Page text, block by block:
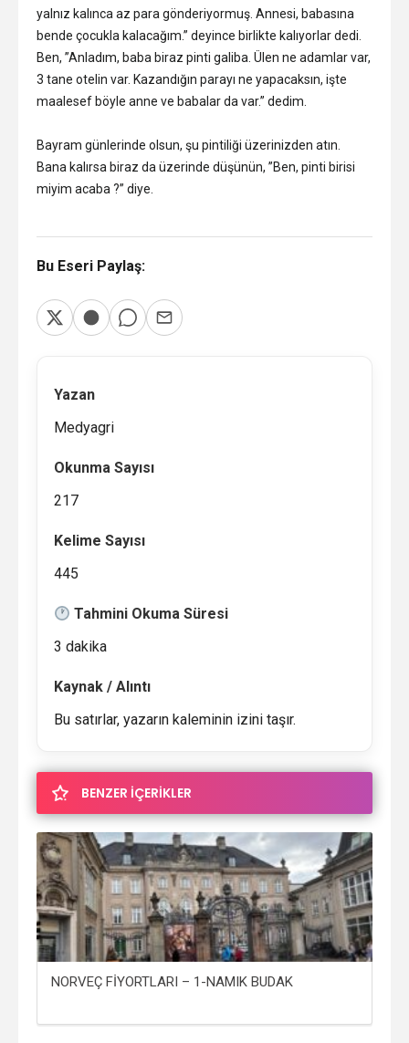
yalnız kalınca az para gönderiyormuş. Annesi, babasına
bende çocukla kalacağım.” deyince birlikte kalıyorlar dedi.
Ben, ”Anladım, baba biraz pinti galiba. Ülen ne adamlar var,
3 tane otelin var. Kazandığın parayı ne yapacaksın, işte
maalesef böyle anne ve babalar da var.” dedim.
Bayram günlerinde olsun, şu pintiliği üzerinizden atın.
Bana kalırsa biraz da üzerinde düşünün, ”Ben, pinti birisi
miyim acaba ?” diye.
Bu Eseri Paylaş:
Yazan
Medyagri
Okunma Sayısı
217
Kelime Sayısı
445
Tahmini Okuma Süresi
3 dakika
Kaynak / Alıntı
Bu satırlar, yazarın kaleminin izini taşır.
BENZER İÇERİKLER
NORVEÇ FİYORTLARI – 1-NAMIK BUDAK